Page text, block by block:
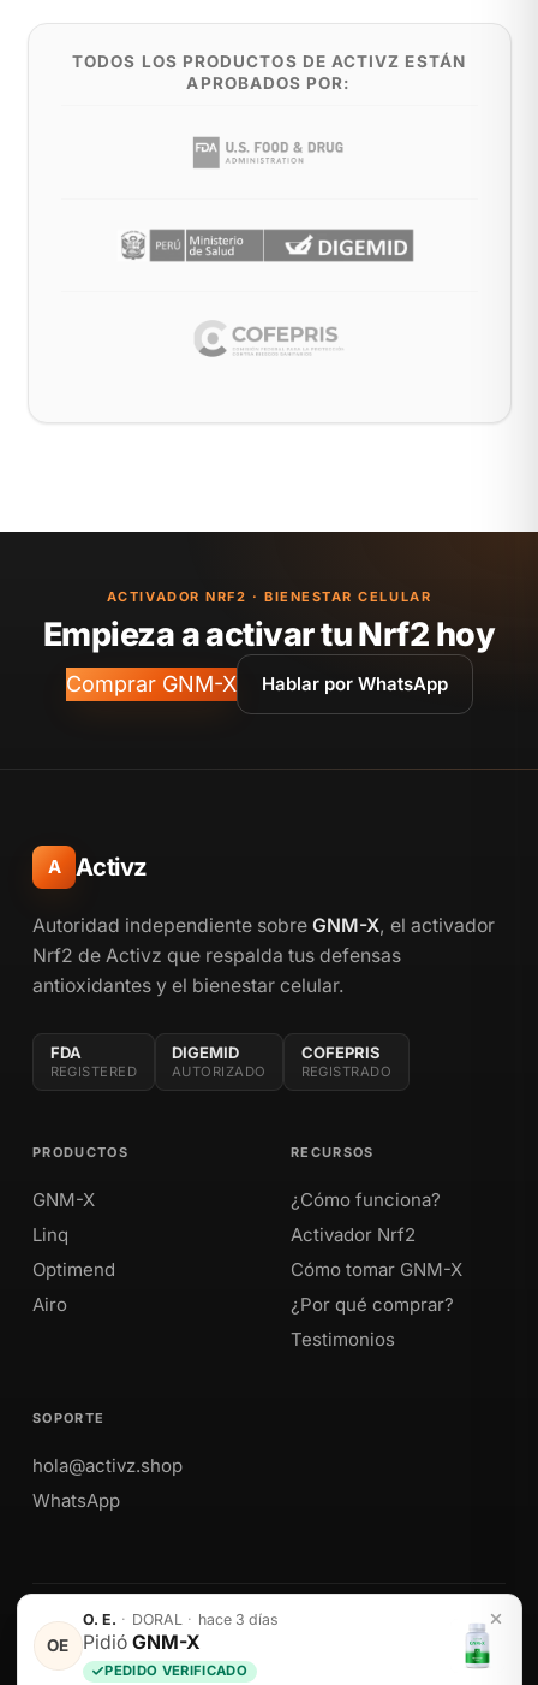
OE
O. E. · DORAL · hace 3 días
Pidió GNM-X
PEDIDO VERIFICADO
TODOS LOS PRODUCTOS DE ACTIVZ ESTÁN
APROBADOS POR:
ACTIVADOR NRF2 · BIENESTAR CELULAR
Empieza a activar tu Nrf2 hoy
Comprar GNM-X Hablar por WhatsApp
A Activz
Autoridad independiente sobre GNM-X, el activador
Nrf2 de Activz que respalda tus defensas
antioxidantes y el bienestar celular.
FDA
REGISTERED
DIGEMID
AUTORIZADO
COFEPRIS
REGISTRADO
PRODUCTOS
GNM-X
Linq
Optimend
Airo
RECURSOS
¿Cómo funciona?
Activador Nrf2
Cómo tomar GNM-X
¿Por qué comprar?
Testimonios
SOPORTE
hola@activz.shop
WhatsApp
Envíos a Perú · México · EE. UU. · Colombia · Ecuador